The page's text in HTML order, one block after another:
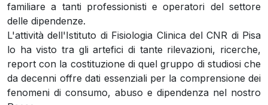
familiare a tanti professionisti e operatori del settore
delle dipendenze.
L'attività dell'Istituto di Fisiologia Clinica del CNR di Pisa
lo ha visto tra gli artefici di tante rilevazioni, ricerche,
report con la costituzione di quel gruppo di studiosi che
da decenni offre dati essenziali per la comprensione dei
fenomeni di consumo, abuso e dipendenza nel nostro